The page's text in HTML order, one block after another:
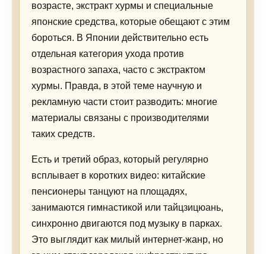
возрасте, экстракт хурмы и специальные
японские средства, которые обещают с этим
бороться. В Японии действительно есть
отдельная категория ухода против
возрастного запаха, часто с экстрактом
хурмы. Правда, в этой теме научную и
рекламную части стоит разводить: многие
материалы связаны с производителями
таких средств.
Есть и третий образ, который регулярно
всплывает в коротких видео: китайские
пенсионеры танцуют на площадях,
занимаются гимнастикой или тайцзицюань,
синхронно двигаются под музыку в парках.
Это выглядит как милый интернет-жанр, но